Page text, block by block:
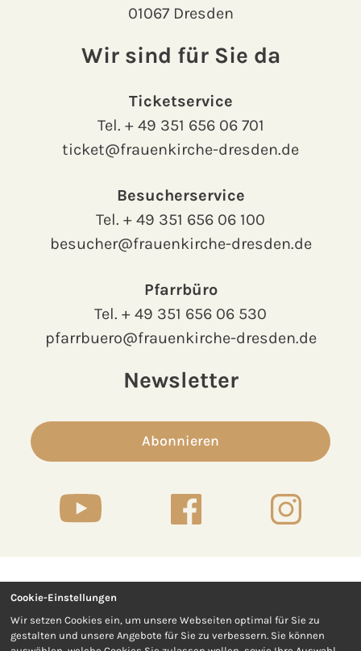
01067 Dresden
Wir sind für Sie da
Ticketservice
Tel. + 49 351 656 06 701
ticket@frauenkirche-dresden.de
Besucherservice
Tel. + 49 351 656 06 100
besucher@frauenkirche-dresden.de
Pfarrbüro
Tel. + 49 351 656 06 530
pfarrbuero@frauenkirche-dresden.de
Newsletter
Abonnieren
Kontakt
Impressum Datenschutz
Cookie-Einstellungen
Wir setzen Cookies ein, um unsere Webseiten optimal für Sie zu
gestalten und unsere Angebote für Sie zu verbessern. Sie können